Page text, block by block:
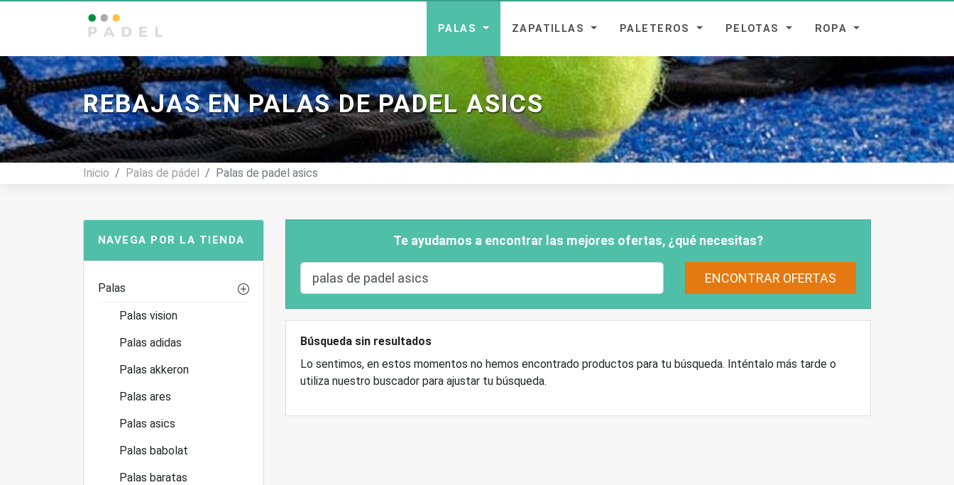
PALAS ZAPATILLAS PALETEROS PELOTAS ROPA
REBAJAS EN PALAS DE PADEL ASICS
Inicio Palas de pádel Palas de padel asics
NAVEGA POR LA TIENDA
Palas
Palas vision
Palas adidas
Palas akkeron
Palas ares
Palas asics
Palas babolat
Palas baratas
Te ayudamos a encontrar las mejores ofertas, ¿qué necesitas?
ENCONTRAR OFERTAS
Búsqueda sin resultados
Lo sentimos, en estos momentos no hemos encontrado productos para tu búsqueda. Inténtalo más tarde o
utiliza nuestro buscador para ajustar tu búsqueda.